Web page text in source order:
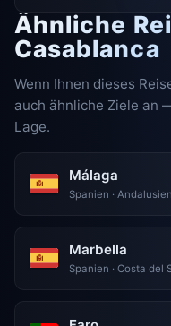
Ähnliche
Casablanca
Wenn Ihnen dieses
auch ähnliche Ziele an
Lage.
Málaga
Spanien · Andalusien
Marbella
Spanien · Costa del